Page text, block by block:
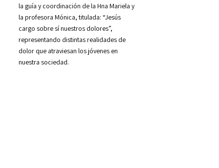
la guía y coordinación de la Hna Mariela y
la profesora Mónica, titulada: “Jesús
cargo sobre sí nuestros dolores”,
representando distintas realidades de
dolor que atraviesan los jóvenes en
nuestra sociedad.